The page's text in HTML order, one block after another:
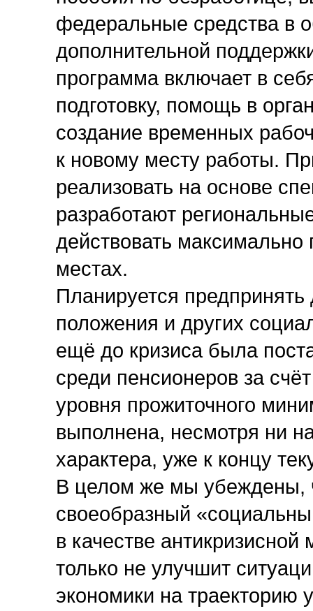
федеральные средства в
дополнительной
программа включает в
подготовку, помощь в
создание временных
к новому месту работы.
реализовать на основе
разработают
действовать максимально
местах.
Планируется
положения и других
ещё до кризиса была
среди пенсионеров за
уровня прожиточного
выполнена, несмотря ни
характера, уже к концу
В целом же мы убеждены,
своеобразный
в качестве
только не улучшит
экономики на траекторию